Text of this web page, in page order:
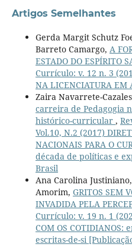
Artigos Semelhantes
Gerda Margit Schutz
Barreto Camargo, A
ESTADO DO ESPÍRITO
Currículo: v. 12 n. 3
NA LICENCIATURA EM
Zaira Navarrete-
carreira de Pedagogia
histórico-curricular ,
Vol.10, N.2 (2017)
NACIONAIS PARA O
década de políticas e
Brasil
Ana Carolina
Amorim, GRITOS SEM
INVADIDA PELA
Currículo: v. 19 n. 1
COM OS
escritas-de-si